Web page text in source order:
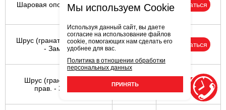
Шаровая опора - Замена
2599
рублей
Записаться
Шрус (граната) задн. лев.
- Замена
от
4299
Записаться
Шрус (граната) задн.
прав. - Замена
от
4299
рублей
Записаться
Мы используем Cookie
Используя данный сайт, вы даете
согласие на использование файлов
cookie, помогающих нам сделать его
удобнее для вас.
Политика в отношении обработки
персональных данных
ПРИНЯТЬ